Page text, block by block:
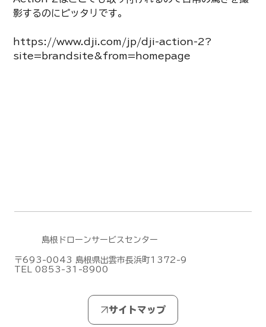
影するのにピッタリです。
https://www.dji.com/jp/dji-action-2?
site=brandsite&from=homepage
島根ドローンサービスセンター
〒693-0043 島根県出雲市長浜町1372-9
TEL 0853-31-8900